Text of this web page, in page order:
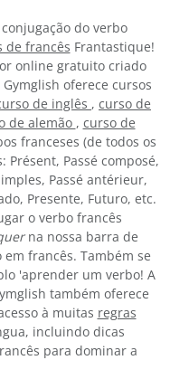
do verbo
de francês Frantastique!
online gratuito criado
oferece cursos
de inglês , curso de
de alemão , curso de
franceses (de todos os
Présent, Passé composé,
Passé antérieur,
Presente, Futuro, etc.
o verbo francês
na nossa barra de
francês. Também se
'aprender um verbo! A
também oferece
à muitas regras
incluindo dicas
para dominar a